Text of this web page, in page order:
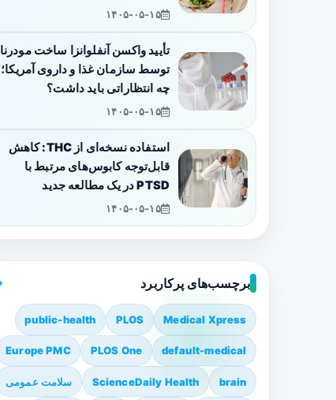
۱۴۰۵-۰۵-۱۵
تأیید واکسن آنفلوانزا ساخت مودرنا
توسط سازمان غذا و داروی آمریکا؛
چه انتظاراتی باید داشت؟
۱۴۰۵-۰۵-۱۵
استفاده نسخه‌ای از THC: کاهش
قابل‌توجه کابوس‌های مرتبط با
PTSD در یک مطالعه جدید
۱۴۰۵-۰۵-۱۵
برچسب‌های پرکاربرد
Medical Xpress
PLOS
public-health
default-medical
PLOS One
Europe PMC
brain
ScienceDaily Health سلامت عمومی